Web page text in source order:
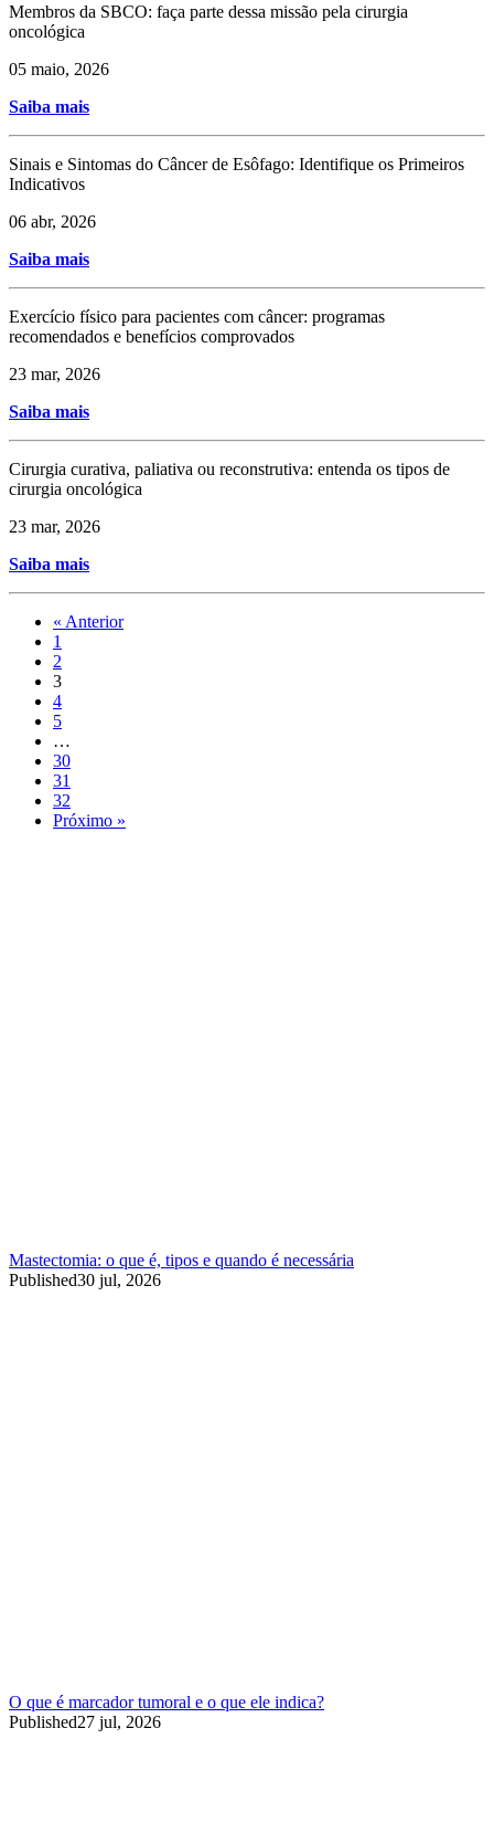
Membros da SBCO: faça parte dessa missão pela cirurgia
oncológica
05 maio, 2026
Saiba mais
Sinais e Sintomas do Câncer de Esôfago: Identifique os Primeiros
Indicativos
06 abr, 2026
Saiba mais
Exercício físico para pacientes com câncer: programas
recomendados e benefícios comprovados
23 mar, 2026
Saiba mais
Cirurgia curativa, paliativa ou reconstrutiva: entenda os tipos de
cirurgia oncológica
23 mar, 2026
Saiba mais
« Anterior
1
2
3
4
5
…
30
31
32
Próximo »
Mastectomia: o que é, tipos e quando é necessária
Published30 jul, 2026
O que é marcador tumoral e o que ele indica?
Published27 jul, 2026